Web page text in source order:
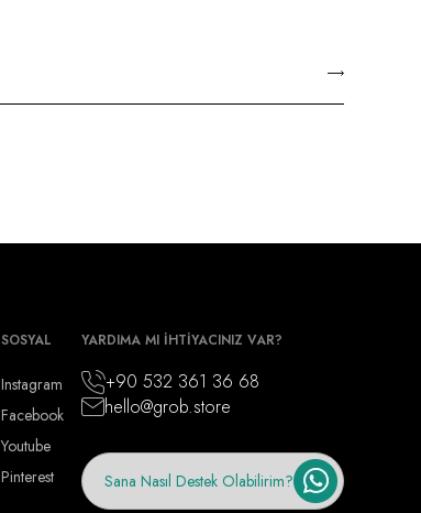
SOSYAL
Instagram
Facebook
Youtube
Pinterest
YARDIMA MI İHTİYACINIZ VAR?
+90 532 361 36 68
hello@grob.store
Sana Nasıl Destek Olabilirim?